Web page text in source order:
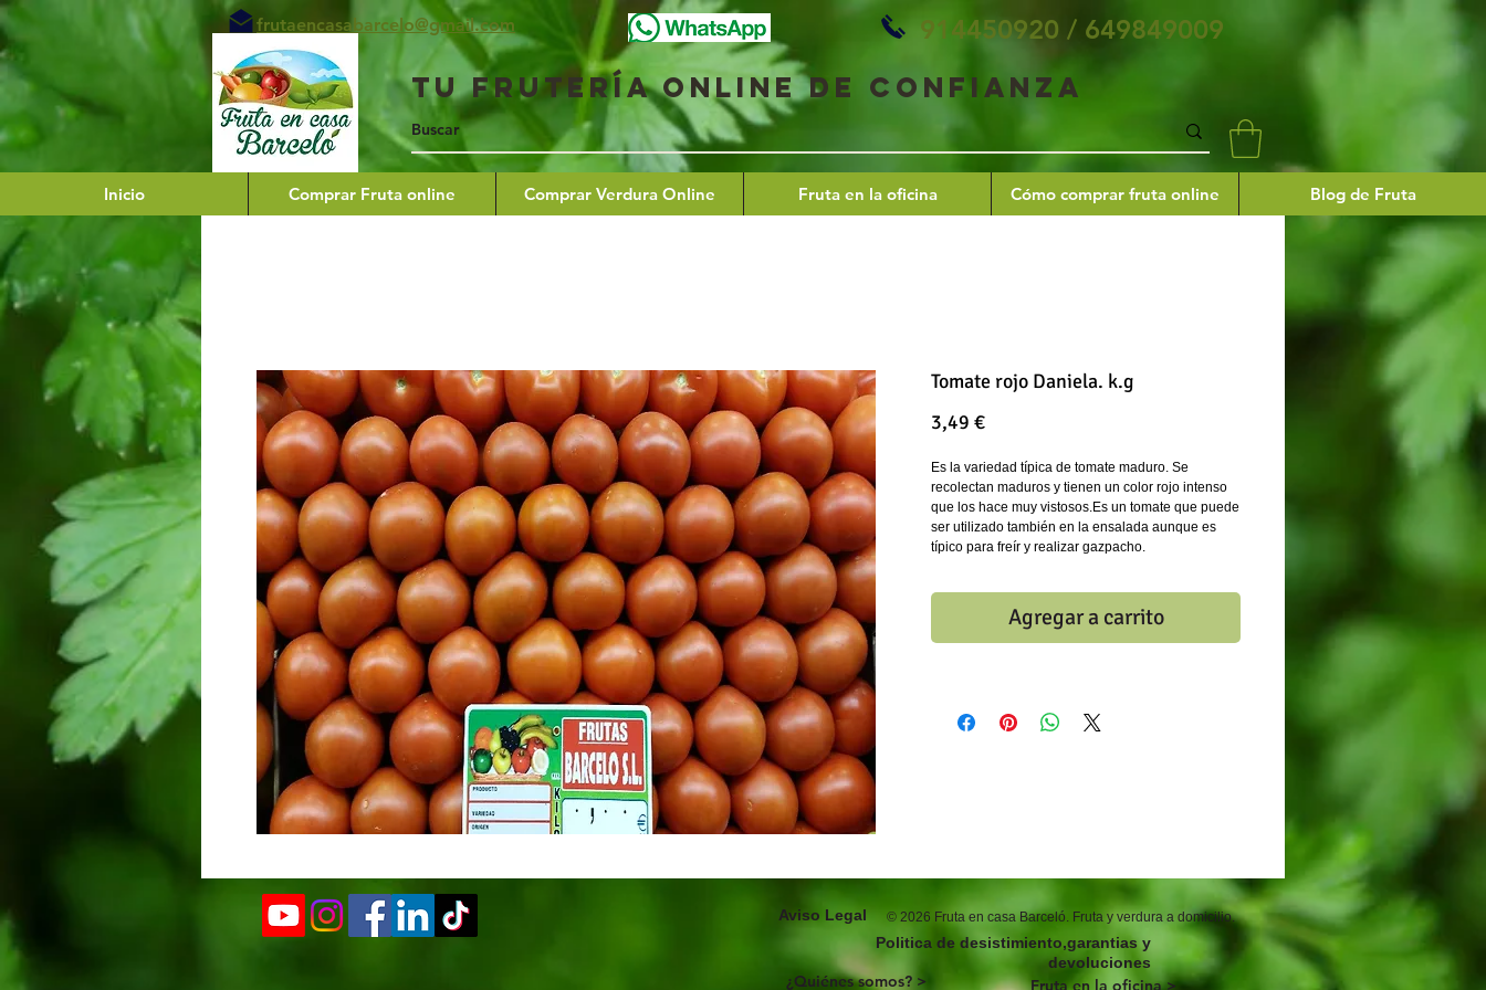
frutaencasabarcelo@gmail.com 914450920 / 649849009
Tu frutería online de confianza
Inicio Comprar Fruta online Comprar Verdura Online Fruta en la oficina Cómo comprar fruta online Blog de Fruta
Tomate rojo Daniela. k.g
3,49 €Precio
Es la variedad típica de tomate maduro. Se
recolectan maduros y tienen un color rojo intenso
que los hace muy vistosos.Es un tomate que puede
ser utilizado también en la ensalada aunque es
típico para freír y realizar gazpacho.
Agregar a carrito
Aviso Legal © 2026 Fruta en casa Barceló. Fruta y verdura a domicilio.
¿Quiénes somos? > Fruta en la oficina >
Politica de desistimiento,garantias y
devoluciones